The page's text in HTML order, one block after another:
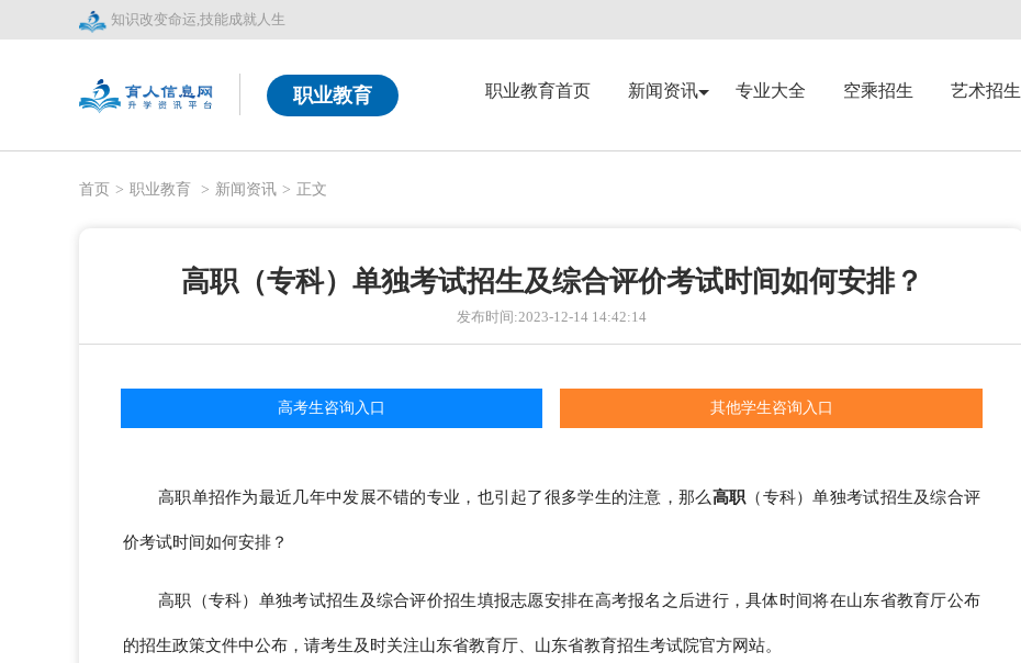
知识改变命运,技能成就人生
职业教育 职业教育首页 新闻资讯 专业大全 空乘招生 艺术招生
首页 > 职业教育 > 新闻资讯 > 正文
高职（专科）单独考试招生及综合评价考试时间如何安排？
发布时间:2023-12-14 14:42:14
高考生咨询入口 其他学生咨询入口
高职单招作为最近几年中发展不错的专业，也引起了很多学生的注意，那么高职 （专科）单独考试招生及综合评
价考试时间如何安排？
高职（专科）单独考试招生及综合评价招生填报志愿安排在高考报名之后进行，具体时间将在山东省教育厅公布
的招生政策文件中公布，请考生及时关注山东省教育厅、山东省教育招生考试院官方网站。